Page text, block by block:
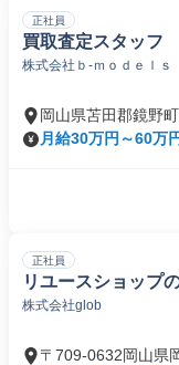
正社員
買取査定スタッフ
株式会社ｂ‐ｍｏｄｅｌｓ
岡山県苫田郡鏡野
月給30万円～60万
正社員
リユースショップ
株式会社glob
〒709-0632岡山県